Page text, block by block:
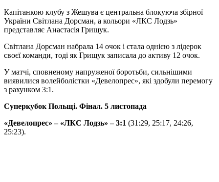
Капітанкою клубу з Жешува є центральна блокуюча збірної
України Світлана Дорсман, а кольори «ЛКС Лодзь»
представляє Анастасія Грищук.
Світлана Дорсман набрала 14 очок і стала однією з лідерок
своєї команди, тоді як Грищук записала до активу 12 очок.
У матчі, сповненому напруженої боротьби, сильнішими
виявилися волейболістки «Девелопрес», які здобули перемогу
з рахунком 3:1.
Суперкубок Польщі. Фінал. 5 листопада
«Девелопрес» – «ЛКС Лодзь» – 3:1 (31:29, 25:17, 24:26,
25:23).